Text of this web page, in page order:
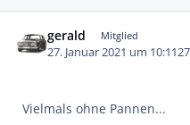
gerald Mitglied
27. Januar 2021 um 10:11
Vielmals ohne Pannen...